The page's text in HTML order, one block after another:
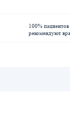
100% пациентов
рекомендуют